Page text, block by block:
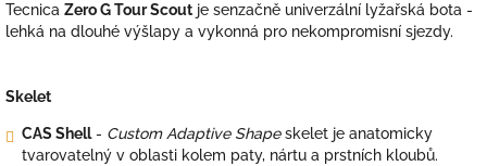
Tecnica Zero G Tour Scout je senzačně univerzální lyžařská bota -
lehká na dlouhé výšlapy a vykonná pro nekompromisní sjezdy.
Skelet
CAS Shell- Custom Adaptive Shapeskelet je anatomicky
tvarovatelný v oblasti kolem paty, nártu a prstních kloubů.